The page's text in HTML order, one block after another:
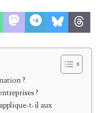
?
?
t-il aux